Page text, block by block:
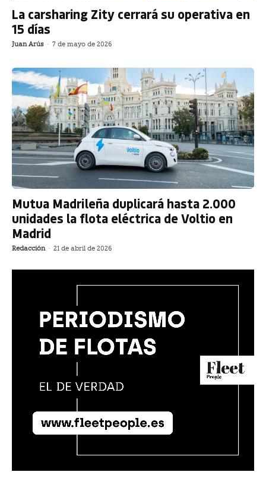
La carsharing Zity cerrará su operativa en
15 días
Juan Arús - 7 de mayo de 2026
Mutua Madrileña duplicará hasta 2.000
unidades la flota eléctrica de Voltio en
Madrid
Redacción - 21 de abril de 2026